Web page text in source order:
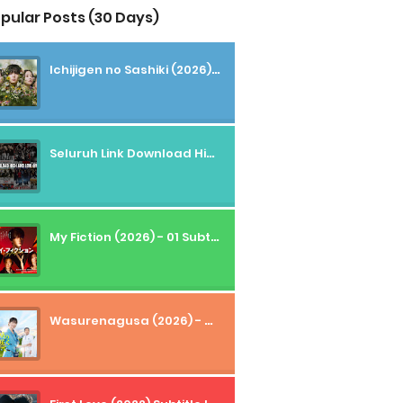
Posts (30 Days)
Ichijigen no Sashiki (2026) - 01 Subtitle Indonesia
Seluruh Link Download High And Low Subtitle Indonesia
My Fiction (2026) - 01 Subtitle Indonesia
Wasurenagusa (2026) - 01+02 Subtitle Indonesia